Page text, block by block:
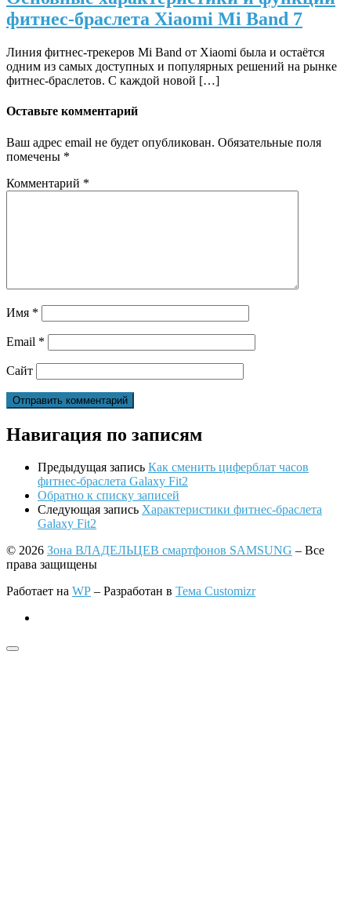
фитнес-браслета Xiaomi Mi Band 7
Линия фитнес-трекеров Mi Band от Xiaomi была и остаётся
одним из самых доступных и популярных решений на рынке
фитнес-браслетов. С каждой новой […]
Оставьте комментарий
Ваш адрес email не будет опубликован. Обязательные поля
помечены *
Комментарий *
Имя *
Email *
Сайт
Навигация по записям
Предыдущая запись Как сменить циферблат часов
фитнес-браслета Galaxy Fit2
Обратно к списку записей
Следующая запись Характеристики фитнес-браслета
Galaxy Fit2
© 2026 Зона ВЛАДЕЛЬЦЕВ смартфонов SAMSUNG – Все
права защищены
Работает на WP – Разработан в Тема Customizr